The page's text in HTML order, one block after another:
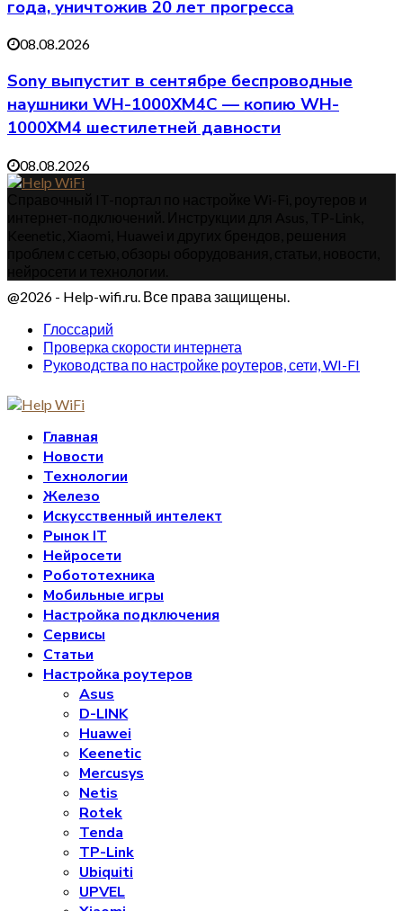
года, уничтожив 20 лет прогресса
08.08.2026
Sony выпустит в сентябре беспроводные
наушники WH-1000XM4C — копию WH-
1000XM4 шестилетней давности
08.08.2026
@2026 - Help-wifi.ru. Все права защищены.
Глоссарий
Проверка скорости интернета
Руководства по настройке роутеров, сети, WI-FI
Главная
Новости
Технологии
Железо
Искусственный интелект
Рынок IT
Нейросети
Робототехника
Мобильные игры
Настройка подключения
Сервисы
Статьи
Настройка роутеров
Asus
D-LINK
Huawei
Keenetic
Mercusys
Netis
Rotek
Tenda
TP-Link
Ubiquiti
UPVEL